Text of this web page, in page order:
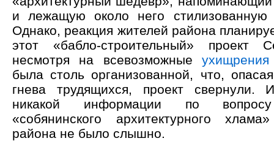
и лежащую около него стилизованную
Однако, реакция жителей района
этот «бабло-строительный» проект
несмотря на всевозможные
была столь организованной, что,
гнева трудящихся, проект свернули.
никакой информации по вопросу
«собянинского архитектурного
района не было слышно.